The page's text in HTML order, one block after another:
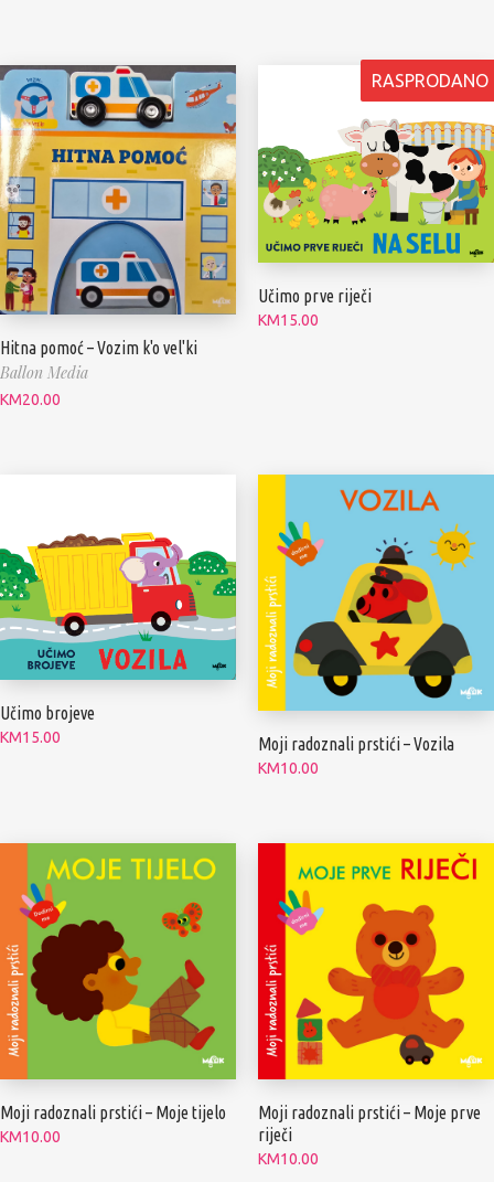
Hitna pomoć – Vozim k'o vel'ki
Ballon Media
KM20.00
RASPRODANO
Učimo prve riječi
KM15.00
Učimo brojeve
KM15.00 Moji radoznali prstići – Vozila
KM10.00
Moji radoznali prstići – Moje tijelo
KM10.00
Moji radoznali prstići – Moje prve
riječi
KM10.00